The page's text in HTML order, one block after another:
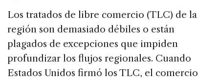
Los tratados de libre comercio (TLC) de la
región son demasiado débiles o están
plagados de excepciones que impiden
profundizar los flujos regionales. Cuando
Estados Unidos firmó los TLC, el comercio